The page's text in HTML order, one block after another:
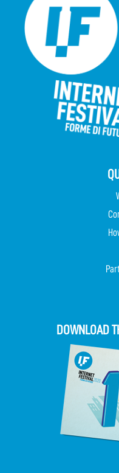
DOWNLOAD